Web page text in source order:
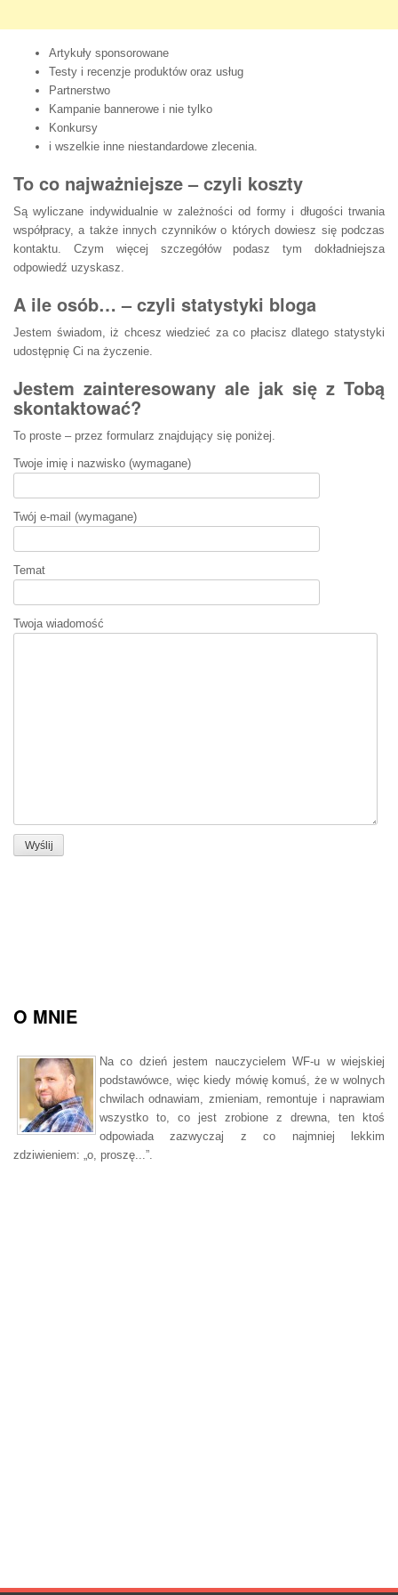
Artykuły sponsorowane
Testy i recenzje produktów oraz usług
Partnerstwo
Kampanie bannerowe i nie tylko
Konkursy
i wszelkie inne niestandardowe zlecenia.
To co najważniejsze – czyli koszty
Są wyliczane indywidualnie w zależności od formy i długości trwania
współpracy, a także innych czynników o których dowiesz się podczas
kontaktu. Czym więcej szczegółów podasz tym dokładniejsza
odpowiedź uzyskasz.
A ile osób… – czyli statystyki bloga
Jestem świadom, iż chcesz wiedzieć za co płacisz dlatego statystyki
udostępnię Ci na życzenie.
Jestem zainteresowany ale jak się z Tobą
skontaktować?
To proste – przez formularz znajdujący się poniżej.
Twoje imię i nazwisko (wymagane)
Twój e-mail (wymagane)
Temat
Twoja wiadomość
O MNIE
Na co dzień jestem nauczycielem WF-u w wiejskiej
podstawówce, więc kiedy mówię komuś, że w wolnych
chwilach odnawiam, zmieniam, remontuje i naprawiam
wszystko to, co jest zrobione z drewna, ten ktoś
odpowiada zazwyczaj z co najmniej lekkim
zdziwieniem: „o, proszę...”.